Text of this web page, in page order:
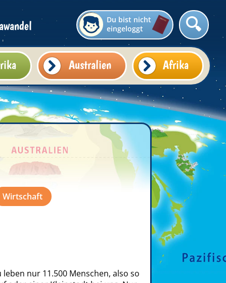
Du bist nicht
eingeloggt
Australien Afrika
Wirtschaft
nur 11.500 Menschen, also so